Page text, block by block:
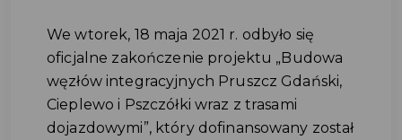
We wtorek, 18 maja 2021 r. odbyło się
oficjalne zakończenie projektu „Budowa
węzłów integracyjnych Pruszcz Gdański,
Cieplewo i Pszczółki wraz z trasami
dojazdowymi”, który dofinansowany został